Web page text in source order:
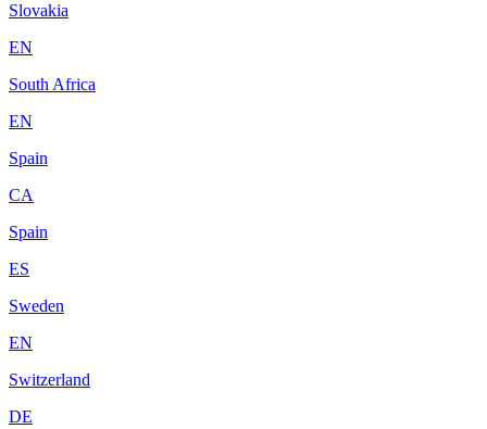
Slovakia
EN
South Africa
EN
Spain
CA
Spain
ES
Sweden
EN
Switzerland
DE